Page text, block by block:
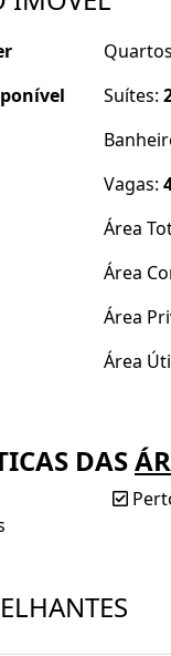
próximo á
não
Suítes:
Vagas:
Área
Área
Área
Área
DAS